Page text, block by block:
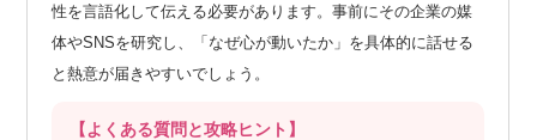
・オフィス内には、高たんぱくヨーグルトやミックスナッツ
など、健康を意識したミール・スナックを常備。
性を言語化して伝える必要があります。事前にその企業の媒
体やSNSを研究し、「なぜ心が動いたか」を具体的に話せる
と熱意が届きやすいでしょう。
【よくある質問と攻略ヒント】